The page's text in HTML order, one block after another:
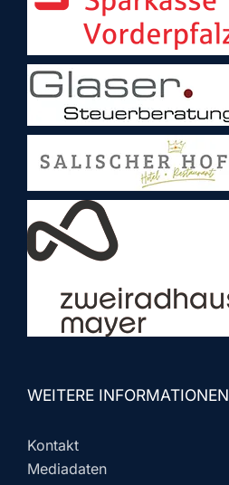
WEITERE INFORMATIONEN
Kontakt
Mediadaten